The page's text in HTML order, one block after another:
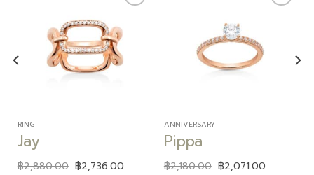
Add to
wishlist
RING
Jay
฿2,880.00 ฿2,736.00
wishlist
ANNIVERSARY
Pippa
฿2,180.00 ฿2,071.00